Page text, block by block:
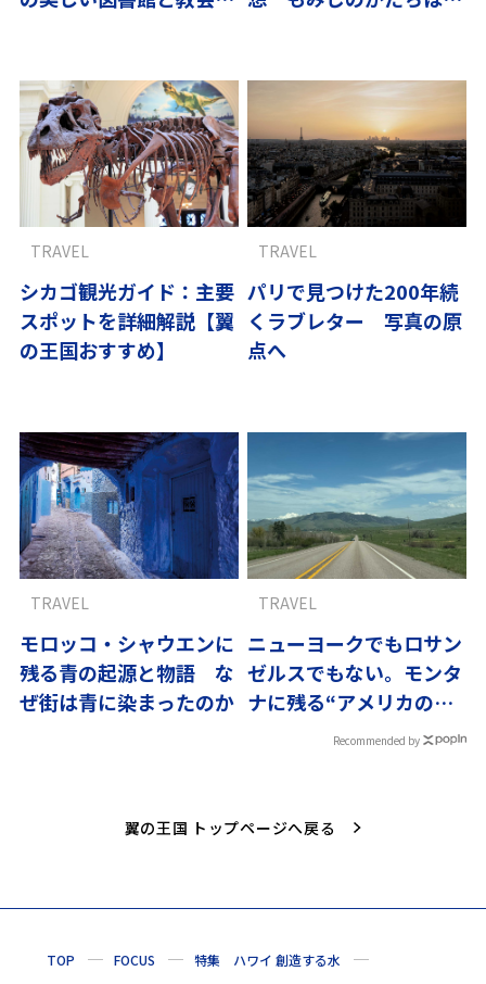
シカゴ観光ガイド：主要
スポットを詳細解説【翼
の王国おすすめ】
TRAVEL
パリで見つけた200年続
くラブレター 写真の原
点へ
TRAVEL
モロッコ・シャウエンに
残る青の起源と物語 な
ぜ街は青に染まったのか
TRAVEL
ニューヨークでもロサン
ゼルスでもない。モンタ
ナに残る“アメリカの原
TRAVEL
Recommended by
翼の王国 トップページへ戻る
TOP FOCUS
特集 ハワイ 創造する水